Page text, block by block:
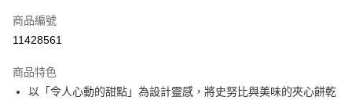
信用卡分期付款
合作金庫商業銀行
華南商業銀行
彰化商業銀行
超商取貨付款
商品編號
11428561
商品特色
以「令人心動的甜點」為設計靈感，將史努比與美味的夾心餅乾